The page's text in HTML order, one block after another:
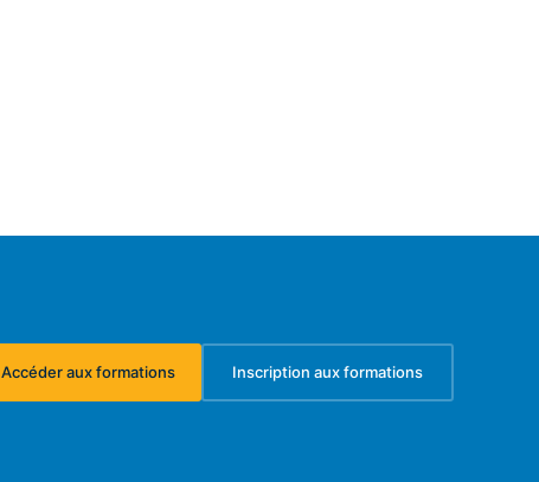
Accéder aux formations
(s'ouvre dans un nouvel onglet)
Inscription aux formations
(s'ouvre dans un nouvel